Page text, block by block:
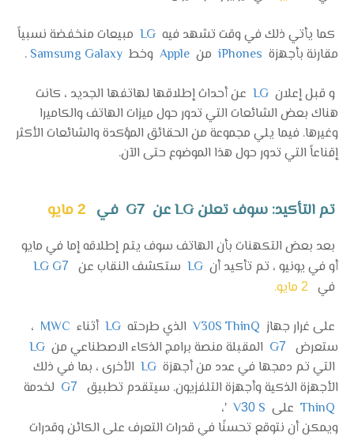
كما يأتي ذلك في وقت تشهد فيه LG مبيعات منخفضة نسبياً
مقارنة بأجهزة iPhones من Apple وخط Samsung Galaxy
.
و قبل إعلان LG عن أحداث إطلاقها لهاتفها الجديد ، كانت
هناك بعض الشائعات التي تدور حول ميزات الهاتف والكاميرا
وغيرها. فيما يلي مجموعة من الحقائق المؤكدة والشائعات الأكثر
إقناعاً التي تدور حول هذا الموضوع حتى الآن.
تم التأكيد: سوف تعلن LG عن G 7 في 2 مايو
بعد بعض التكهنات بأن الهاتف سوف يتم إطلاقه إما في مايو
أو في يونيو ، تم تأكيد أن LG ستكشف النقاب عن LG G7
في 2 مايو.
على غرار جهاز V30S ThinQ الذي طرحته LG أثناء MWC ،
ستعرض
G7 المقبلة منصة برامج الذكاء الاصطناعي من LG
التي تم دمجها في عدد من أجهزة LG الأخرى ، بما في ذلك
الأجهزة الذكية وأجهزة التلفزيون. سيتقدم تطبيق
G7
لخدمة
ThinQ على V30 S '،
ويمكن أن نتوقع تحسنًا في قدرات التعرف على الكائن وقدرات